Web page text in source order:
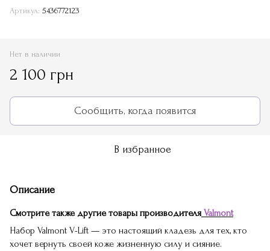
Артикул: 5436772123
Нет в наличии
2 100 грн
Сообщить, когда появится
В избранное
Описание
Смотрите также другие товары производителя Valmont
Набор Valmont V-Lift — это настоящий кладезь для тех, кто
хочет вернуть своей коже жизненную силу и сияние.